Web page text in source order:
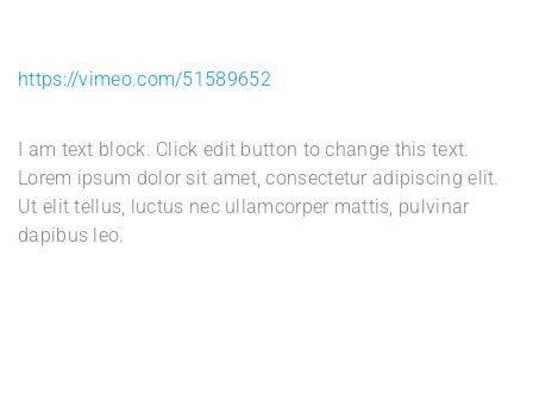
https://vimeo.com/51589652
I am text block. Click edit button to change this text.
Lorem ipsum dolor sit amet, consectetur adipiscing elit.
Ut elit tellus, luctus nec ullamcorper mattis, pulvinar
dapibus leo.